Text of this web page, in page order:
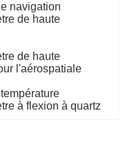
navigation
de haute
de haute
l'aérospatiale
à flexion à quartz